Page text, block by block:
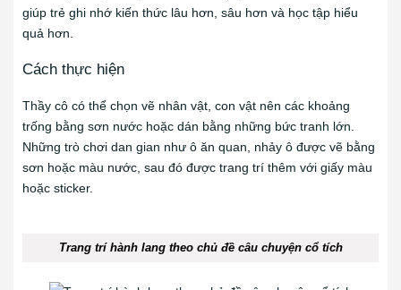
giúp trẻ ghi nhớ kiến thức lâu hơn, sâu hơn và học tập hiểu
quả hơn.
Cách thực hiện
Thầy cô có thể chọn vẽ nhân vật, con vật nên các khoảng
trống bằng sơn nước hoặc dán bằng những bức tranh lớn.
Những trò chơi dan gian như ô ăn quan, nhảy ô được vẽ bằng
sơn hoặc màu nước, sau đó được trang trí thêm với giấy màu
hoặc sticker.
Trang trí hành lang theo chủ đề câu chuyện cổ tích